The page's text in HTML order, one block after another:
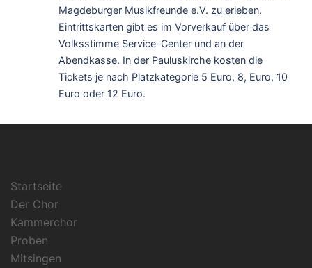
Magdeburger Musikfreunde e.V. zu erleben.
Eintrittskarten gibt es im Vorverkauf über das
Volksstimme Service-Center und an der
Abendkasse. In der Pauluskirche kosten die
Tickets je nach Platzkategorie 5 Euro, 8, Euro, 10
Euro oder 12 Euro.
Startseite
Der Chor
Kammerchor
Proben
Mitsingen